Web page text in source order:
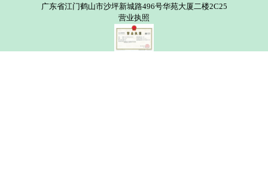
广东省江门鹤山市沙坪新城路496号华苑大厦二楼2C25
营业执照